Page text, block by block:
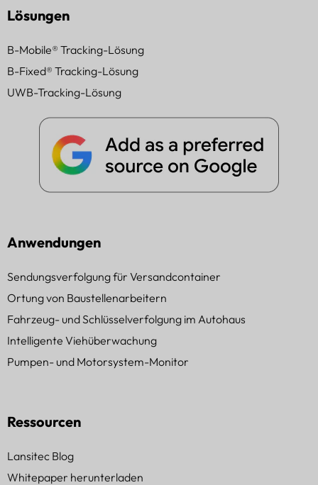
Lösungen
B-Mobile® Tracking-Lösung
B-Fixed® Tracking-Lösung
UWB-Tracking-Lösung
Anwendungen
Sendungsverfolgung für Versandcontainer
Ortung von Baustellenarbeitern
Fahrzeug- und Schlüsselverfolgung im Autohaus
Intelligente Viehüberwachung
Pumpen- und Motorsystem-Monitor
Ressourcen
Lansitec Blog
Whitepaper herunterladen